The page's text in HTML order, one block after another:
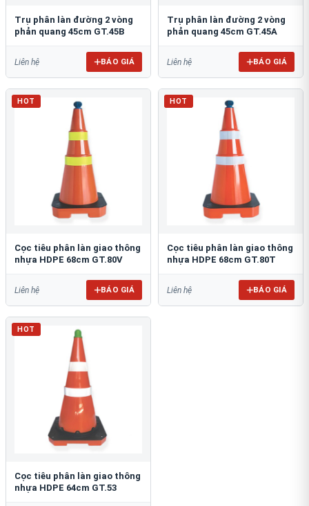
Trụ phân làn đường 2 vòng
phản quang 45cm GT.45B
Liên hệ BÁO GIÁ
Trụ phân làn đường 2 vòng
phản quang 45cm GT.45A
Liên hệ BÁO GIÁ
HOT
Cọc tiêu phân làn giao thông
nhựa HDPE 68cm GT.80V
Liên hệ BÁO GIÁ
HOT
Cọc tiêu phân làn giao thông
nhựa HDPE 68cm GT.80T
Liên hệ BÁO GIÁ
HOT
Cọc tiêu phân làn giao thông
nhựa HDPE 64cm GT.53